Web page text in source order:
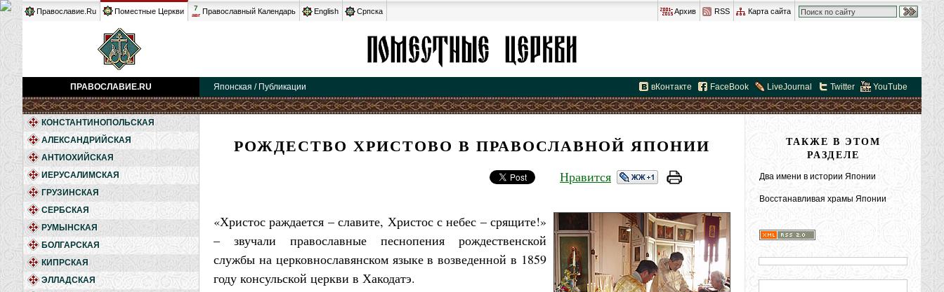
Православие.Ru Поместные Церкви 7
авг Православный Календарь English Српска Архив RSS Карта сайта
ПРАВОСЛАВИЕ.RU Японская / Публикации вКонтакте FaceBook LiveJournal Twitter YouTube
КОНСТАНТИНОПОЛЬСКАЯ
АЛЕКСАНДРИЙСКАЯ
АНТИОХИЙСКАЯ
ИЕРУСАЛИМСКАЯ
ГРУЗИНСКАЯ
СЕРБСКАЯ
РУМЫНСКАЯ
БОЛГАРСКАЯ
КИПРСКАЯ
ЭЛЛАДСКАЯ
РОЖДЕСТВО ХРИСТОВО В ПРАВОСЛАВНОЙ ЯПОНИИ
Нравится
«Христос раждается – славите, Христос с небес – срящите!»
– звучали православные песнопения рождественской
службы на церковнославянском языке в возведенной в 1859
году консульской церкви в Хакодатэ.
ТАКЖЕ В ЭТОМ
РАЗДЕЛЕ
Два имени в истории Японии
Восстанавливая храмы Японии